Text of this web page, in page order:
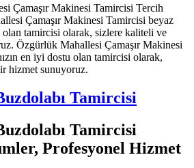
Çamaşır Makinesi Tamircisi Tercih
Çamaşır Makinesi Tamircisi beyaz
olan tamircisi olarak, sizlere kaliteli ve
Özgürlük Mahallesi Çamaşır Makinesi
en iyi dostu olan tamircisi olarak,
hizmet sunuyoruz.
Tamircisi
Tamircisi
Profesyonel Hizmet